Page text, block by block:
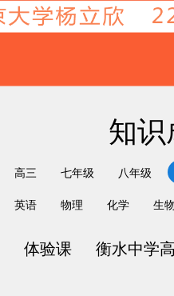
知
高三 七年级 八年级
英语 物理 化学 生
体验课 衡水中学